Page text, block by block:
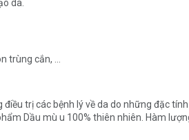
da.
trùng cắn, ...
trị các bệnh lý về da do những đặc tính
Dầu mù u 100% thiên nhiên. Hàm